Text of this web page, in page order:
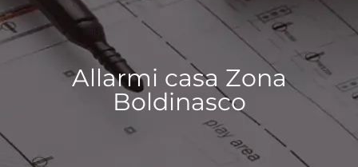
Allarmi casa Zona
Boldinasco